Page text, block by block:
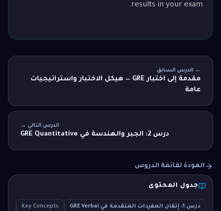
results in your exam.
← الدرس السابق
مقدمة إلى اختبار GRE — هيكل الاختبار واستراتيجيات
عامة
الدرس التالي →
درس 2: الجبر والهندسة في GRE Quantitative
العودة لقائمة الدروس
جدول المحتوى
درس 1: إتقان المفردات المتقدمة في GRE Verbal Key Concepts